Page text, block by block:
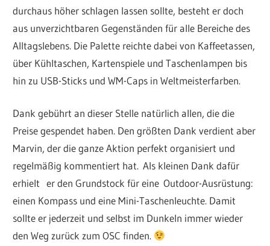
durchaus höher schlagen lassen sollte, besteht er doch
aus unverzichtbaren Gegenständen für alle Bereiche des
Alltagslebens. Die Palette reichte dabei von Kaffeetassen,
über Kühltaschen, Kartenspiele und Taschenlampen bis
hin zu USB-Sticks und WM-Caps in Weltmeisterfarben.
Dank gebührt an dieser Stelle natürlich allen, die die
Preise gespendet haben. Den größten Dank verdient aber
Marvin, der die ganze Aktion perfekt organisiert und
regelmäßig kommentiert hat. Als kleinen Dank dafür
erhielt er den Grundstock für eine Outdoor-Ausrüstung:
einen Kompass und eine Mini-Taschenleuchte. Damit
sollte er jederzeit und selbst im Dunkeln immer wieder
den Weg zurück zum OSC finden.